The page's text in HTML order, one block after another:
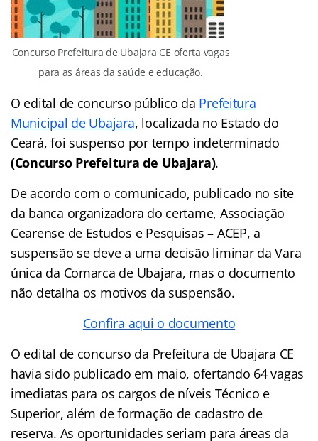
Concurso Prefeitura de Ubajara CE oferta vagas
para as áreas da saúde e educação.
O edital de concurso público da Prefeitura
Municipal de Ubajara, localizada no Estado do
Ceará, foi suspenso por tempo indeterminado
(Concurso Prefeitura de Ubajara).
De acordo com o comunicado, publicado no site
da banca organizadora do certame, Associação
Cearense de Estudos e Pesquisas – ACEP, a
suspensão se deve a uma decisão liminar da Vara
única da Comarca de Ubajara, mas o documento
não detalha os motivos da suspensão.
Confira aqui o documento
O edital de concurso da Prefeitura de Ubajara CE
havia sido publicado em maio, ofertando 64 vagas
imediatas para os cargos de níveis Técnico e
Superior, além de formação de cadastro de
reserva. As oportunidades seriam para áreas da